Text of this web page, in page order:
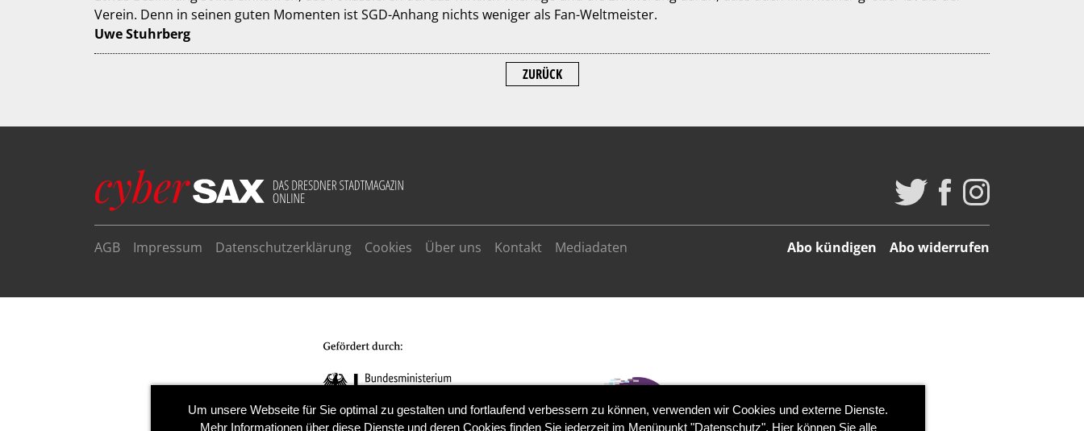
Verein. Denn in seinen guten Momenten ist SGD-Anhang nichts weniger als Fan-Weltmeister.
Uwe Stuhrberg
ZURÜCK
AGB Impressum Datenschutzerklärung Cookies Über uns Kontakt Mediadaten Abo kündigen Abo widerrufen
Um unsere Webseite für Sie optimal zu gestalten und fortlaufend verbessern zu können, verwenden wir Cookies und externe Dienste.
Mehr Informationen über diese Dienste und deren Cookies finden Sie jederzeit im Menüpunkt "Datenschutz". Hier können Sie alle